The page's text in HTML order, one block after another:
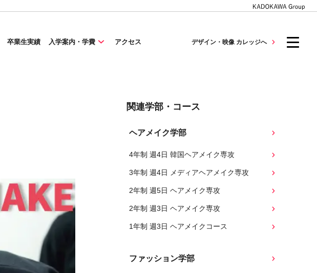
卒業生実績 入学案内・学費 アクセス デザイン・映像 カレッジへ
関連学部・コース
ヘアメイク学部
4年制 週4日 韓国ヘアメイク専攻
3年制 週4日 メディアヘアメイク専攻
2年制 週5日 ヘアメイク専攻
2年制 週3日 ヘアメイク専攻
1年制 週3日 ヘアメイクコース
ファッション学部